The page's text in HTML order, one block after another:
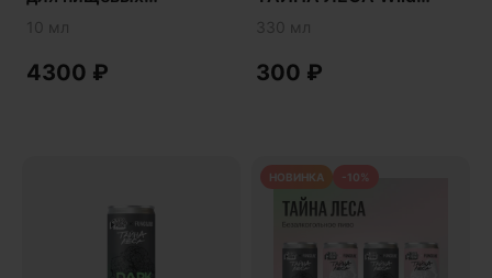
продуктов и алкоголя
10 мл
4300 ₽
Force IPA • ZERO POINT
330 мл
300 ₽
НОВИНКА -10%